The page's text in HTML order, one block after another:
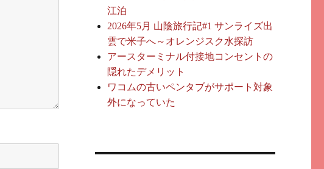
江泊
2026年5月 山陰旅行記#1 サンライズ出
雲で米子へ～オレンジスク水探訪
アースターミナル付接地コンセントの
隠れたデメリット
ワコムの古いペンタブがサポート対象
外になっていた